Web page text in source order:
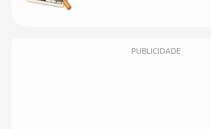
PUBLICIDADE